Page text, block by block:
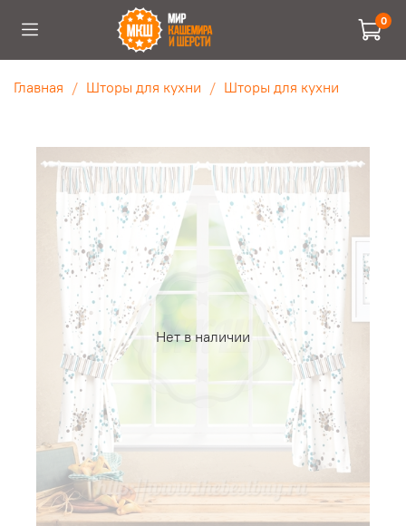
0
Главная Шторы для кухни Шторы для кухни
Нет в наличии